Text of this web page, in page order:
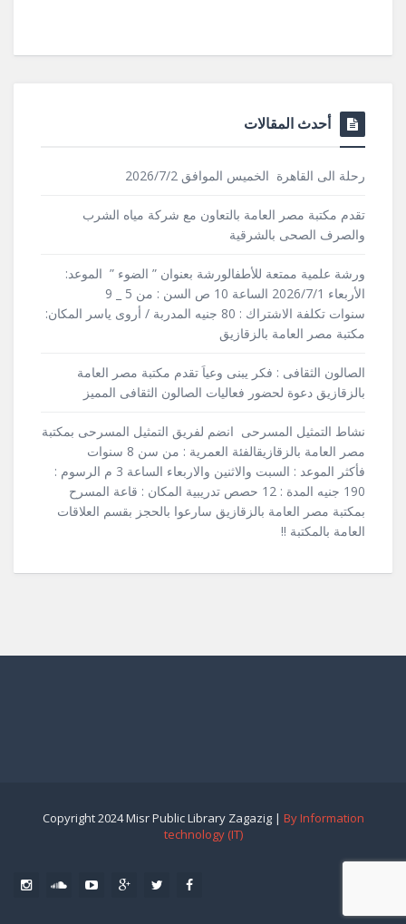
أحدث المقالات
رحلة الى القاهرة الخميس الموافق 2026/7/2
تقدم مكتبة مصر العامة بالتعاون مع شركة مياه الشرب
والصرف الصحى بالشرقية
ورشة علمية ممتعة للأطفالورشة بعنوان ” الضوء ” الموعد:
الأربعاء 2026/7/1 الساعة 10 ص السن : من 5 _ 9
سنوات تكلفة الاشتراك : 80 جنيه المدربة / أروى ياسر المكان:
مكتبة مصر العامة بالزقازيق
الصالون الثقافى : فكر يبنى وعياَ تقدم مكتبة مصر العامة
بالزقازيق دعوة لحضور فعاليات الصالون الثقافى المميز
نشاط التمثيل المسرحى انضم لفريق التمثيل المسرحى بمكتبة
مصر العامة بالزقازيقالفئة العمرية : من سن 8 سنوات
فأكثر الموعد : السبت والاثنين والاربعاء الساعة 3 م الرسوم :
190 جنيه المدة : 12 حصص تدريبية المكان : قاعة المسرح
بمكتبة مصر العامة بالزقازيق سارعوا بالحجز بقسم العلاقات
العامة بالمكتبة !!
Copyright 2024 Misr Public Library Zagazig | By Information
technology (IT)